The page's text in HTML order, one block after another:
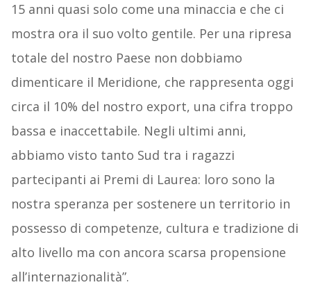
15 anni quasi solo come una minaccia e che ci
mostra ora il suo volto gentile. Per una ripresa
totale del nostro Paese non dobbiamo
dimenticare il Meridione, che rappresenta oggi
circa il 10% del nostro export, una cifra troppo
bassa e inaccettabile. Negli ultimi anni,
abbiamo visto tanto Sud tra i ragazzi
partecipanti ai Premi di Laurea: loro sono la
nostra speranza per sostenere un territorio in
possesso di competenze, cultura e tradizione di
alto livello ma con ancora scarsa propensione
all’internazionalità”.